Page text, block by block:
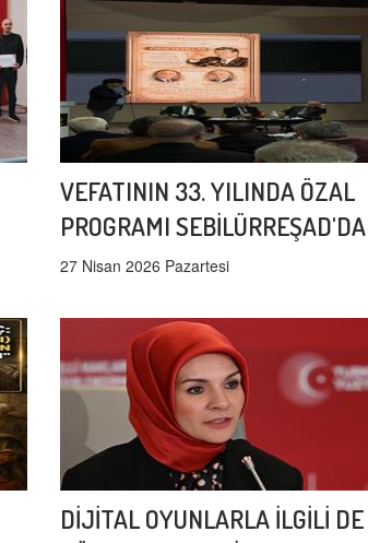
VEFATININ 33. YILINDA ÖZAL
PROGRAMI SEBİLÜRREŞAD'DA
27 Nisan 2026 Pazartesi
DİJİTAL OYUNLARLA İLGİLİ DE